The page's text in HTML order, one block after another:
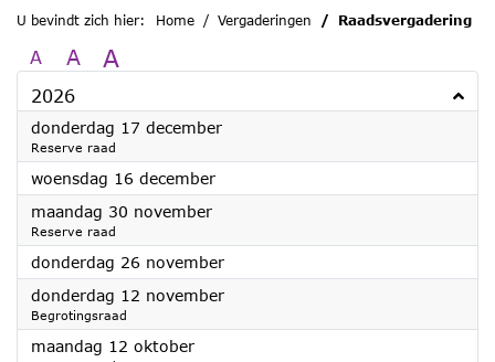
U bevindt zich hier: Home Vergaderingen Raadsvergadering
A A A
2026
donderdag 17 december2026
Reserve raad
woensdag 16 december2026
maandag 30 november2026
Reserve raad
donderdag 26 november2026
donderdag 12 november2026
Begrotingsraad
maandag 12 oktober2026